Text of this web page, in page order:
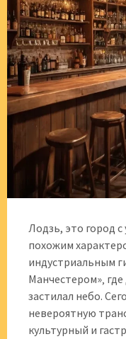
Лодзь, это город
похожим
индустриальным
Манчестером»‚
застилал небо.
невероятную
культурный и